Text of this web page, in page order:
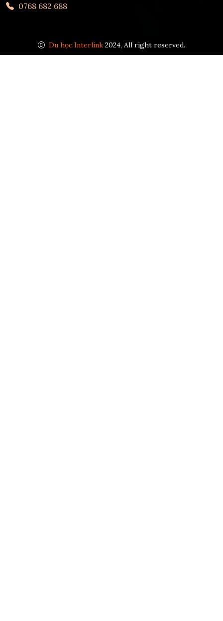
0768 682 688
Du học Interlink 2024, All right reserved.